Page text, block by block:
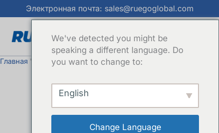
Перейти
к
содержимому
Электронная почта: sales@ruegoglobal.com
Главная " Продукция"Спиральный воздушный компрессор
We've detected you might be
speaking a different language. Do
you want to change to:
English
Change Language